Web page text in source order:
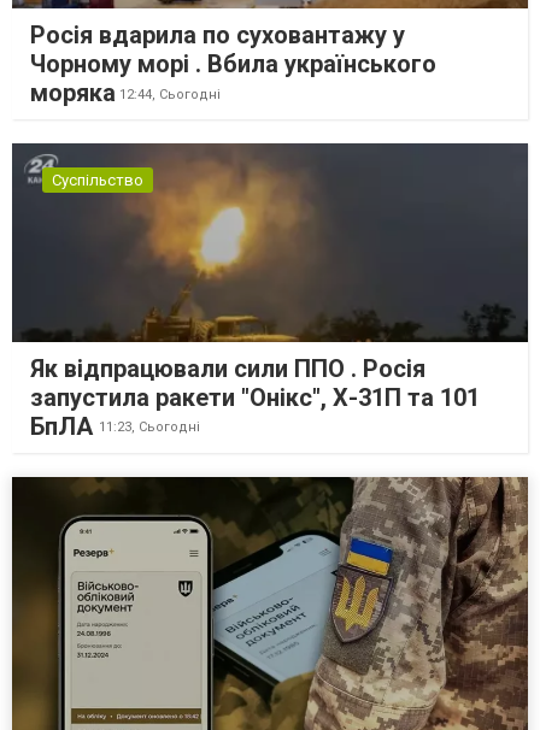
Росія вдарила по суховантажу у
Чорному морі . Вбила українського
моряка 12:44, Сьогодні
Суспільство
Як відпрацювали сили ППО . Росія
запустила ракети "Онікс", Х-31П та 101
БпЛА 11:23, Сьогодні